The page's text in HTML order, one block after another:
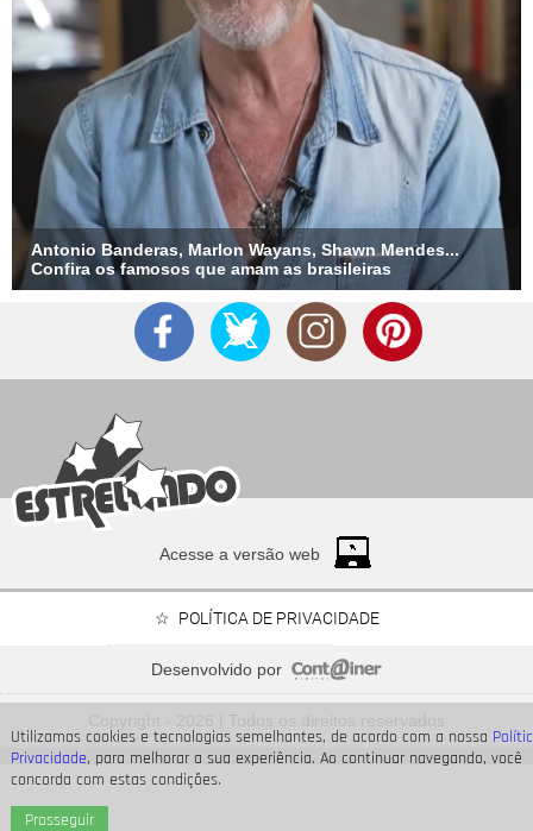
Utilizamos cookies e tecnologias semelhantes, de acordo com a nossa
Privacidade, para melhorar a sua experiência. Ao continuar navegando, você
concorda com estas condições.
Prosseguir
Antonio Banderas, Marlon Wayans, Shawn Mendes...
Confira os famosos que amam as brasileiras
Além da morte de Arthur Brandão, veja os mistérios de
Acesse a versão web
POLÍTICA DE PRIVACIDADE
Desenvolvido por